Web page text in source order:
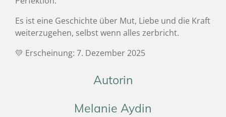
Es ist eine Geschichte über Mut, Liebe und die Kraft
weiterzugehen, selbst wenn alles zerbricht.
💛 Erscheinung: 7. Dezember 2025
Autorin
Melanie Aydin